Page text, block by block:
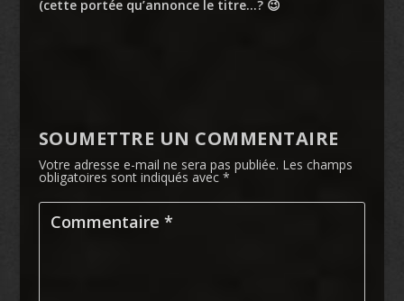
(cette portée qu’annonce le titre…? 😉
SOUMETTRE UN COMMENTAIRE
Votre adresse e-mail ne sera pas publiée. Les champs
obligatoires sont indiqués avec *